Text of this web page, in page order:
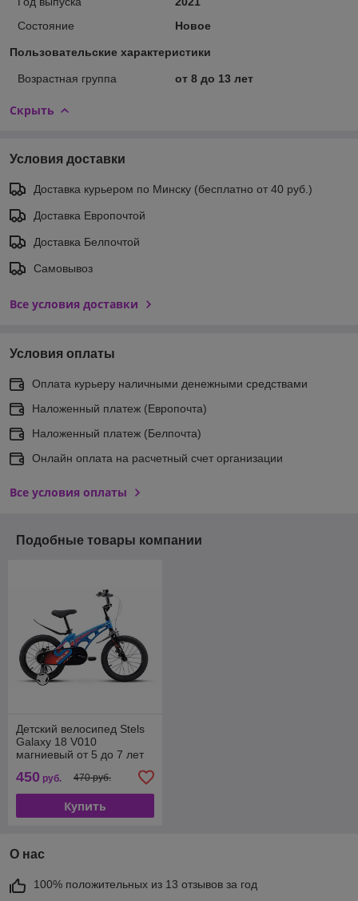
Состояние
Новое
Пользовательские характеристики
Возрастная группа от 8 до 13 лет
Скрыть
Условия доставки
Доставка курьером по Минску (бесплатно от 40 руб.)
Доставка Европочтой
Доставка Белпочтой
Самовывоз
Все условия доставки
Условия оплаты
Оплата курьеру наличными денежными средствами
Наложенный платеж (Европочта)
Наложенный платеж (Белпочта)
Онлайн оплата на расчетный счет организации
Все условия оплаты
Подобные товары компании
Детский велосипед Stels
Galaxy 18 V010
магниевый от 5 до 7 лет
450 руб. 470 руб.
Купить
О нас
100% положительных из 13 отзывов за год